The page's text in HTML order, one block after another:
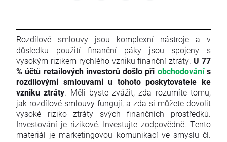
Rozdílové smlouvy jsou komplexní nástroje a v
důsledku použití finanční páky jsou spojeny s
vysokým rizikem rychlého vzniku finanční ztráty. U 77
% účtů retailových investorů došlo při obchodovánís
rozdílovými smlouvami u tohoto poskytovatele ke
vzniku ztráty. Měli byste zvážit, zda rozumíte tomu,
jak rozdílové smlouvy fungují, a zda si můžete dovolit
vysoké riziko ztráty svých finančních prostředků.
Investování je rizikové. Investujte zodpovědně. Tento
materiál je marketingovou komunikací ve smyslu čl.